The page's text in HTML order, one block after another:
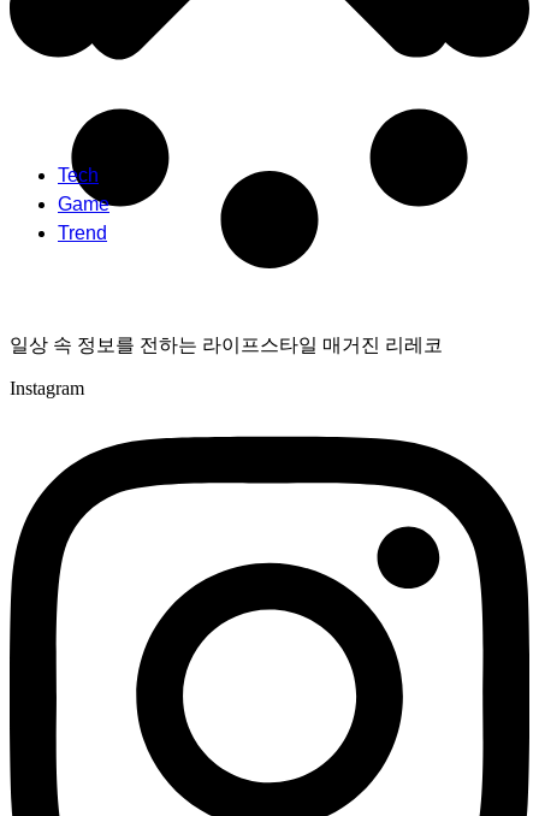
Tech
Game
Trend
일상 속 정보를 전하는 라이프스타일 매거진 리레코
Instagram